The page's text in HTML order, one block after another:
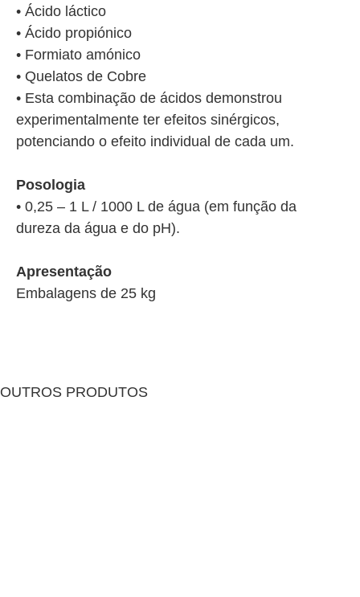
• Ácido láctico
• Ácido propiónico
• Formiato amónico
• Quelatos de Cobre
• Esta combinação de ácidos demonstrou
experimentalmente ter efeitos sinérgicos,
potenciando o efeito individual de cada um.
Posologia
• 0,25 – 1 L / 1000 L de água (em função da
dureza da água e do pH).
Apresentação
Embalagens de 25 kg
OUTROS PRODUTOS